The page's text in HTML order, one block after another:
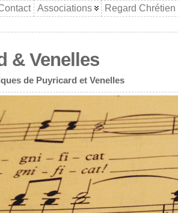
Associations
Regard Chrétien
& Venelles
de Puyricard et Venelles